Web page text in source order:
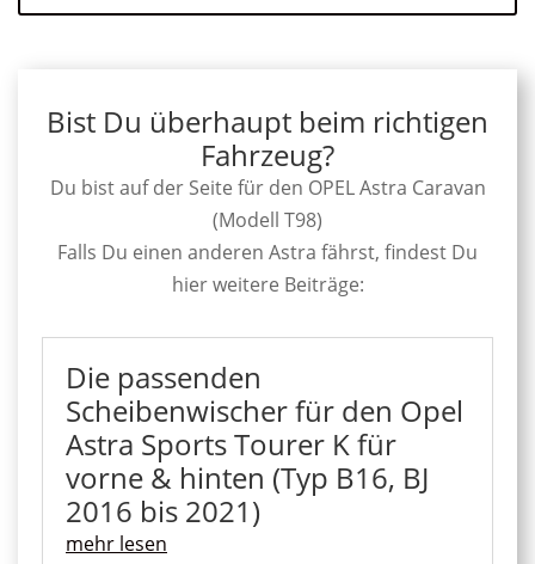
Bist Du überhaupt beim richtigen
Fahrzeug?
Du bist auf der Seite für den OPEL Astra Caravan
(Modell T98)
Falls Du einen anderen Astra fährst, findest Du
hier weitere Beiträge:
Die passenden
Scheibenwischer für den Opel
Astra Sports Tourer K für
vorne & hinten (Typ B16, BJ
2016 bis 2021)
mehr lesen